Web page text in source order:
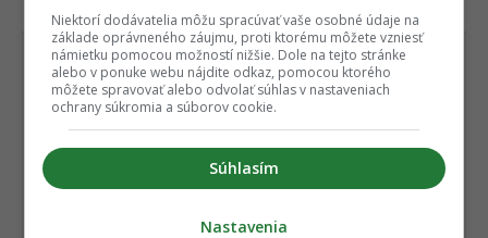
REKLAMA
Niektorí dodávatelia môžu spracúvať vaše osobné údaje na
základe oprávneného záujmu, proti ktorému môžete vzniesť
námietku pomocou možností nižšie. Dole na tejto stránke
alebo v ponuke webu nájdite odkaz, pomocou ktorého
môžete spravovať alebo odvolať súhlas v nastaveniach
ochrany súkromia a súborov cookie.
Súhlasím
Nastavenia